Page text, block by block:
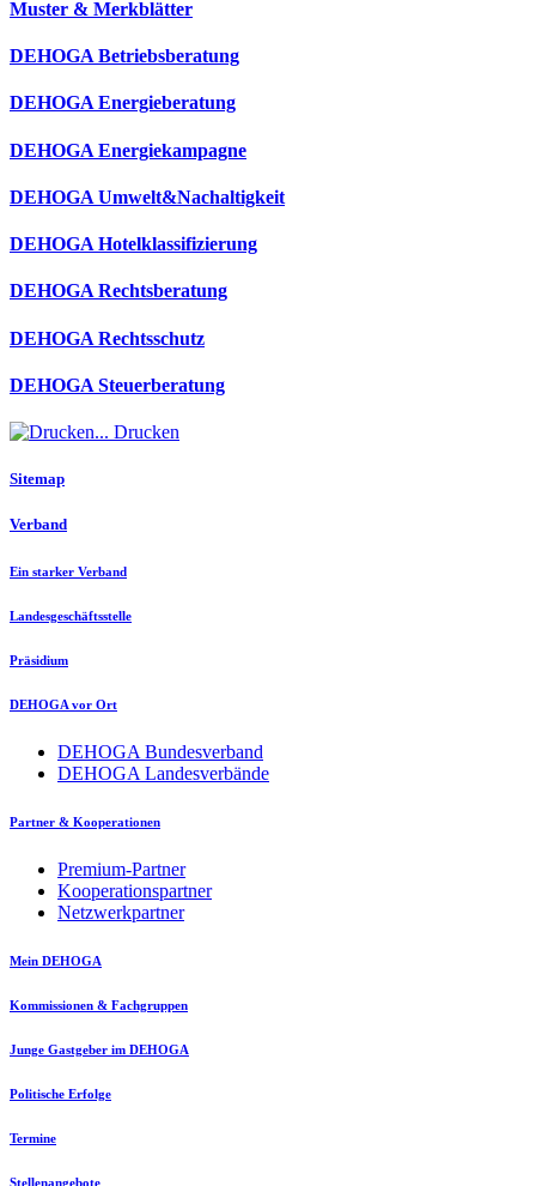
Muster & Merkblätter
DEHOGA Betriebsberatung
DEHOGA Energieberatung
DEHOGA Energiekampagne
DEHOGA Umwelt&Nachaltigkeit
DEHOGA Hotelklassifizierung
DEHOGA Rechtsberatung
DEHOGA Rechtsschutz
DEHOGA Steuerberatung
Drucken
Sitemap
Verband
Ein starker Verband
Landesgeschäftsstelle
Präsidium
DEHOGA vor Ort
DEHOGA Bundesverband
DEHOGA Landesverbände
Partner & Kooperationen
Premium-Partner
Kooperationspartner
Netzwerkpartner
Mein DEHOGA
Kommissionen & Fachgruppen
Junge Gastgeber im DEHOGA
Politische Erfolge
Termine
Stellenangebote